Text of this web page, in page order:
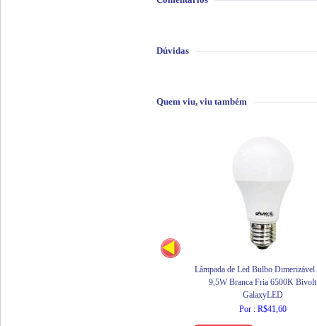
Dúvidas
Quem viu, viu também
Lâmpada de Led Bulbo Dimerizável
9,5W Branca Fria 6500K Bivolt
GalaxyLED
Por : R$41,60